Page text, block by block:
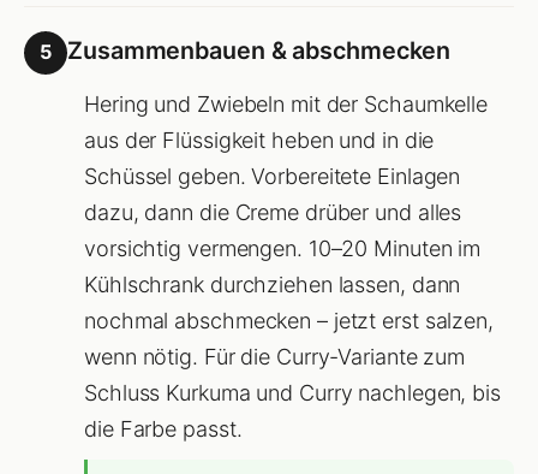
5 Zusammenbauen & abschmecken
Hering und Zwiebeln mit der Schaumkelle
aus der Flüssigkeit heben und in die
Schüssel geben. Vorbereitete Einlagen
dazu, dann die Creme drüber und alles
vorsichtig vermengen. 10–20 Minuten im
Kühlschrank durchziehen lassen, dann
nochmal abschmecken – jetzt erst salzen,
wenn nötig. Für die Curry-Variante zum
Schluss Kurkuma und Curry nachlegen, bis
die Farbe passt.